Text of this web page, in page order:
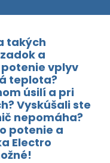
takých
a
vplyv
teplota?
úsilí a pri
Vyskúšali ste
nepomáha?
potenie a
Electro